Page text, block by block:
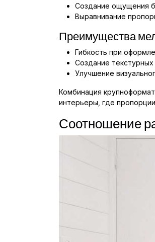
Создание ощущения
Выравнивание
Преимущества
Гибкость при
Создание
Улучшение
Комбинация
интерьеры, где
Соотношение